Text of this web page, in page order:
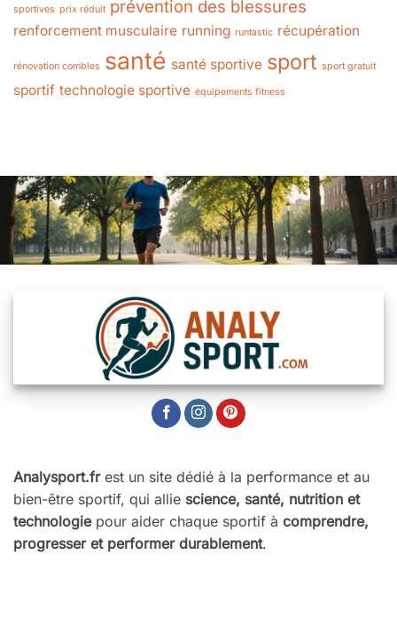
sportives prix réduit prévention des blessures
renforcement musculaire running runtastic récupération
rénovation combles santé santé sportive sport sport gratuit
sportif technologie sportive équipements fitness
Analysport.frest un site dédié à la performance et au
bien-être sportif, qui allie science, santé, nutrition et
technologiepour aider chaque sportif à comprendre,
progresser et performer durablement.